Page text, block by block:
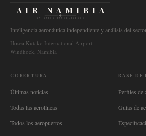
AIR NAMIBIA
AVIATION INTELLIGENCE
Inteligencia aeronáutica independiente y análisis del
Hosea Kutako International Airport
Windhoek, Namibia
COBERTURA
Últimas noticias
Todas las aerolíneas
Todos los aeropuertos
BASE DE
Perfiles de
Guías de